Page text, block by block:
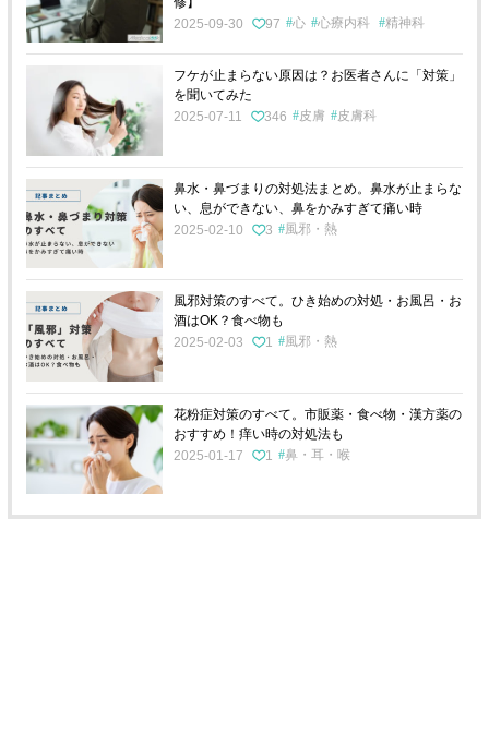
2025-09-30
97 心 心療内科 精神科
フケが止まらない原因は？お医者さんに「対策」
を聞いてみた
2025-07-11
346 皮膚 皮膚科
鼻水・鼻づまりの対処法まとめ。鼻水が止まらな
い、息ができない、鼻をかみすぎて痛い時
2025-02-10
3 風邪・熱
風邪対策のすべて。ひき始めの対処・お風呂・お
酒はOK？食べ物も
2025-02-03
1 風邪・熱
花粉症対策のすべて。市販薬・食べ物・漢方薬の
おすすめ！痒い時の対処法も
2025-01-17
1 鼻・耳・喉